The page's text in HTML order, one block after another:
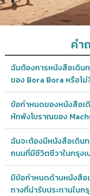
คำ
ฉันต้องการหนังสือเดิน
ของ Bora Bora หรือไม่
ข้อกำหนดของหนังสือเ
หักพังโบราณของ
ฉันจะต้องมีหนังสือเดิน
ถนนที่มีชีวิตชีวาในกรุงเ
มีข้อกำหนดด้านหนังสือ
ทางที่น่ารับประทานในก